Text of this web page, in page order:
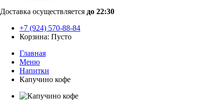
Доставка осуществляется до 22:30
+7 (924) 570-88-84
Корзина: Пусто
Главная
Меню
Напитки
Капучино кофе